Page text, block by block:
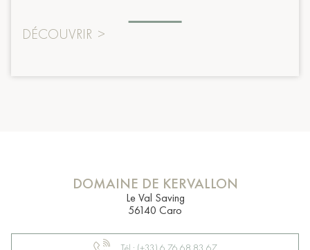
DÉCOUVRIR >
DOMAINE DE KERVALLON
Le Val Saving
56140 Caro